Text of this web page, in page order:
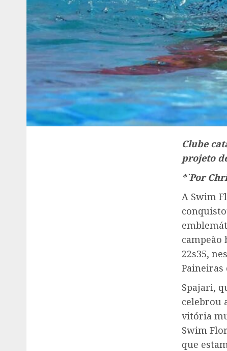
Clube
projeto
*`Por
A Swim
22s35,
Paineiras
Spajari,
celebrou
vitória
Swim
que